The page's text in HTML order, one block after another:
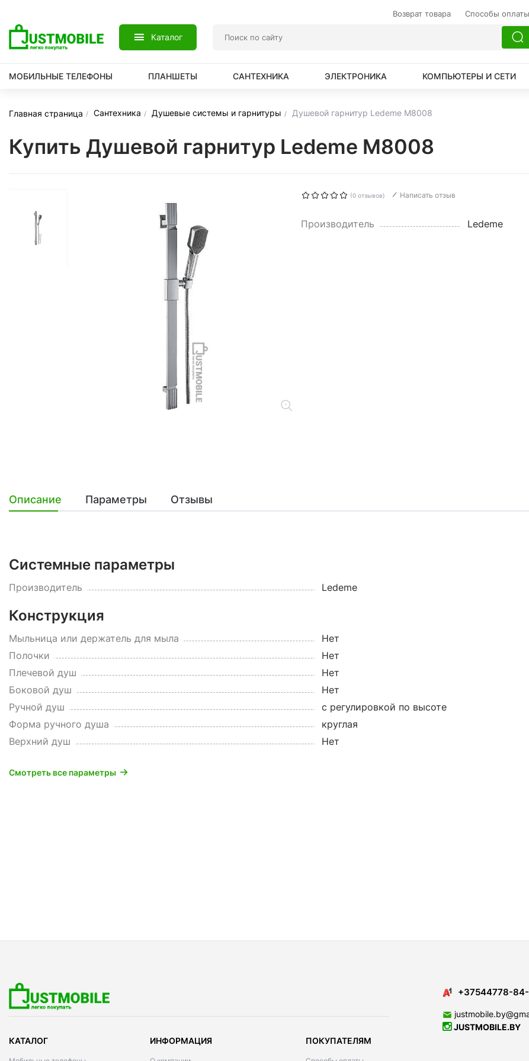
Возврат товара Способы оплаты
Каталог
МОБИЛЬНЫЕ ТЕЛЕФОНЫ ПЛАНШЕТЫ САНТЕХНИКА ЭЛЕКТРОНИКА КОМПЬЮТЕРЫ И СЕТИ
Главная страница Сантехника Душевые системы и гарнитуры Душевой гарнитур Ledeme M8008
Купить Душевой гарнитур Ledeme M8008
(0 отзывов) Написать отзыв
Производитель Ledeme
Описание Параметры Отзывы
Системные параметры
Производитель Ledeme
Конструкция
Мыльница или держатель для мыла
Нет
Полочки
Нет
Плечевой душ
Нет
Боковой душ
Нет
Ручной душ
c регулировкой по высоте
Форма ручного душа
круглая
Верхний душ
Нет
Смотреть все параметры
КАТАЛОГ ИНФОРМАЦИЯ ПОКУПАТЕЛЯМ
+37544778-
JUSTMOBILE.BY